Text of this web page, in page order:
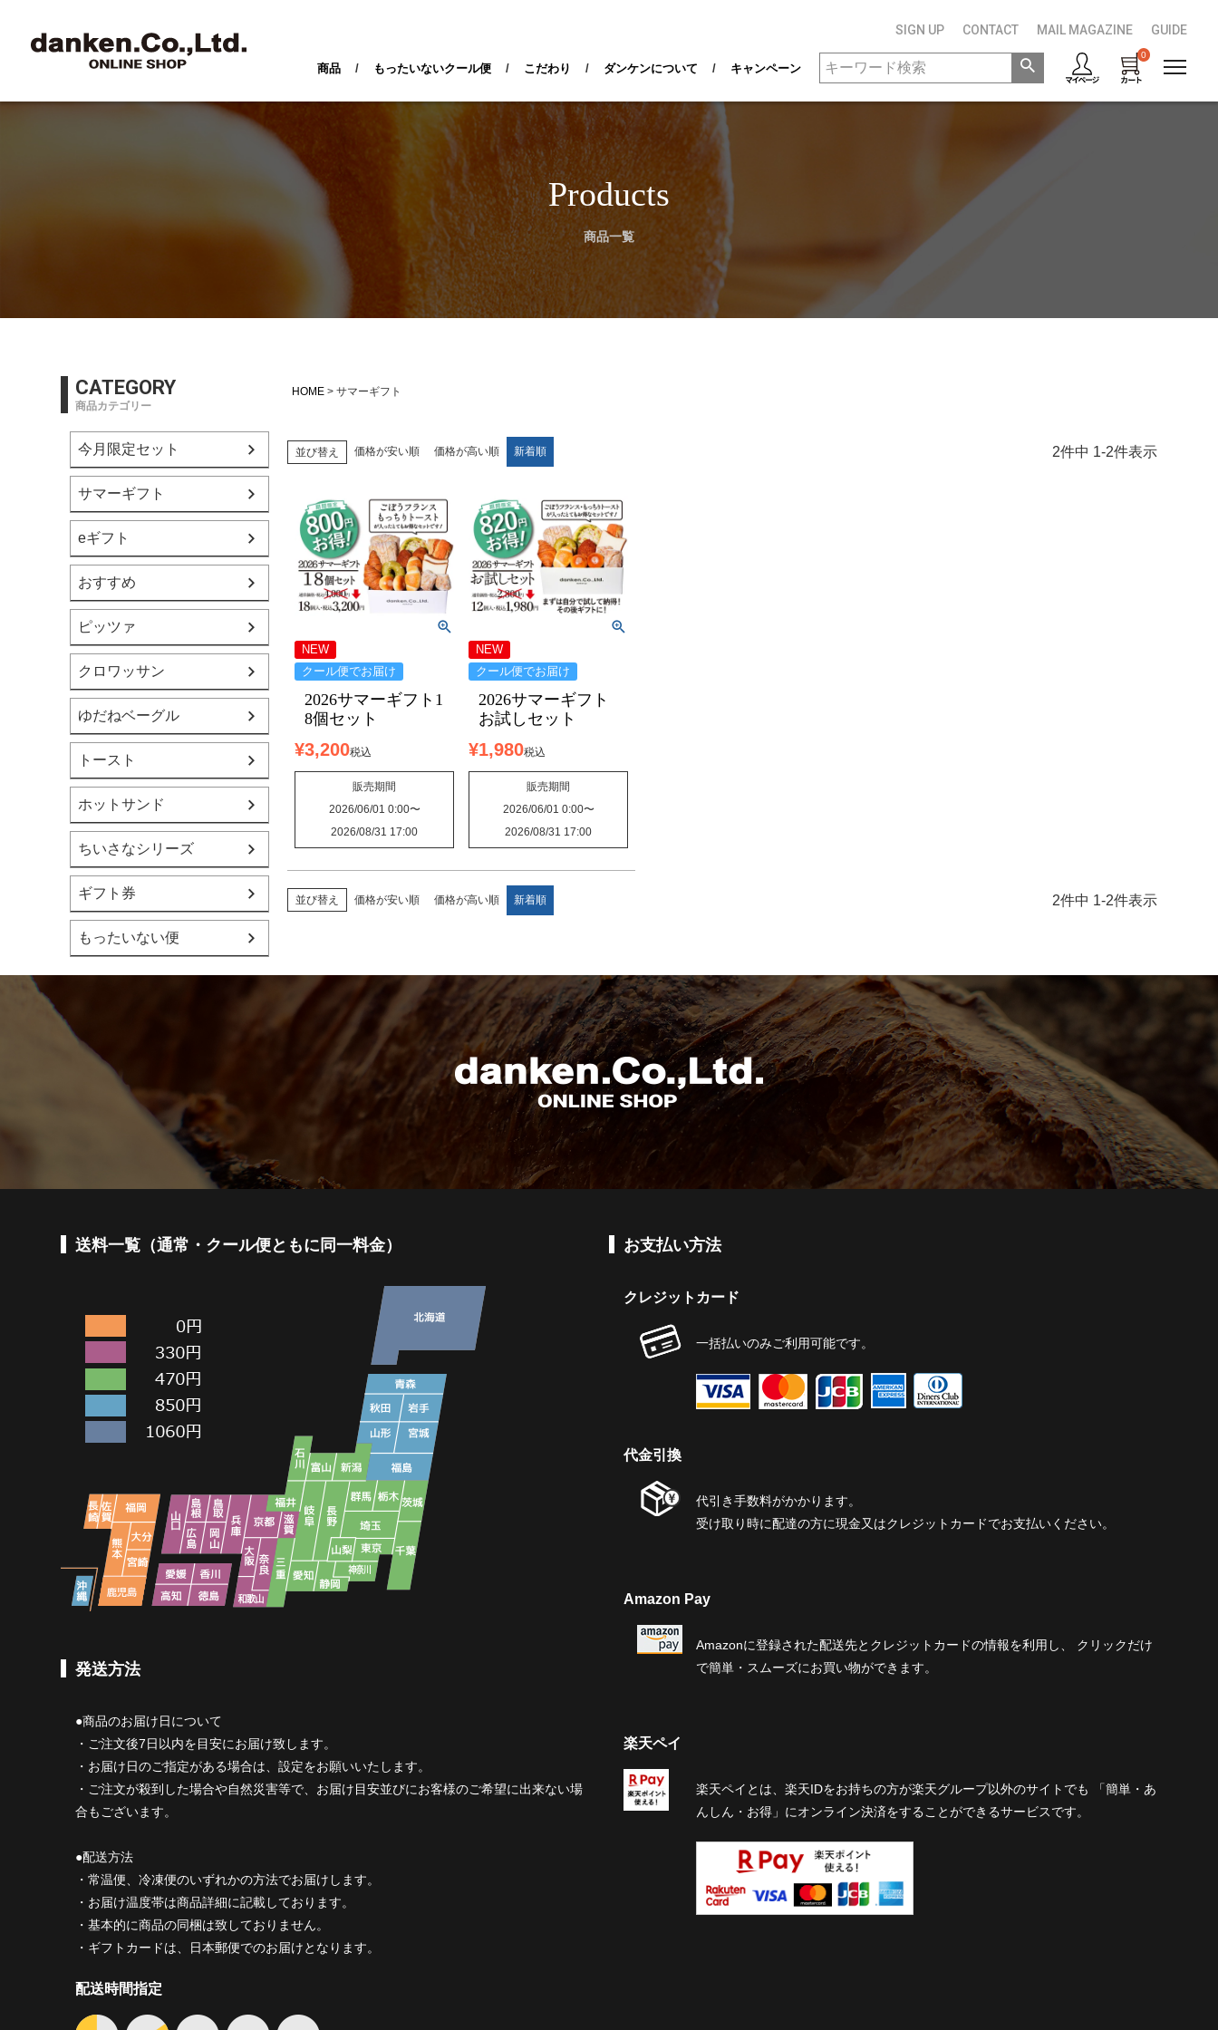
SIGN UP CONTACT MAIL MAGAZINE GUIDE
商品 / もったいないクール便 / こだわり / ダンケンについて / キャンペーン
検索
0
Products
商品一覧
CATEGORY
商品カテゴリー
今月限定セット
サマーギフト
eギフト
おすすめ
ピッツァ
クロワッサン
ゆだねベーグル
トースト
ホットサンド
ちいさなシリーズ
ギフト券
もったいない便
HOME サマーギフト
並び替え 価格が安い順 価格が高い順 新着順 2件中 1-2件表示
NEW
クール便でお届け
2026サマーギフト1
8個セット
¥3,200税込
販売期間
2026/06/01 0:00〜
2026/08/31 17:00
NEW
クール便でお届け
2026サマーギフト
お試しセット
¥1,980税込
販売期間
2026/06/01 0:00〜
2026/08/31 17:00
並び替え 価格が安い順 価格が高い順 新着順 2件中 1-2件表示
送料一覧（通常・クール便ともに同一料金）
発送方法
●商品のお届け日について
・ご注文後7日以内を目安にお届け致します。
・お届け日のご指定がある場合は、設定をお願いいたします。
・ご注文が殺到した場合や自然災害等で、お届け目安並びにお客様のご希望に出来ない場
合もございます。
●配送方法
・常温便、冷凍便のいずれかの方法でお届けします。
・お届け温度帯は商品詳細に記載しております。
・基本的に商品の同梱は致しておりません。
・ギフトカードは、日本郵便でのお届けとなります。
配送時間指定
お支払い方法
クレジットカード
一括払いのみご利用可能です。
代金引換
代引き手数料がかかります。
受け取り時に配達の方に現金又はクレジットカードでお支払いください。
Amazon Pay
Amazonに登録された配送先とクレジットカードの情報を利用し、 クリックだけ
で簡単・スムーズにお買い物ができます。
楽天ペイ
楽天ペイとは、楽天IDをお持ちの方が楽天グループ以外のサイトでも 「簡単・あ
んしん・お得」にオンライン決済をすることができるサービスです。